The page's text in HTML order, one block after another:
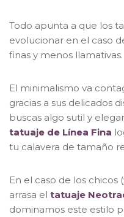
Todo apunta a que los
evolucionar en el caso
finas y menos llamativas.
El minimalismo va
gracias a sus delicados
buscas algo sutil y
tatuaje de Línea Fina
tu calavera de tamaño
En el caso de los
arrasa el tatuaje
dominamos este estilo